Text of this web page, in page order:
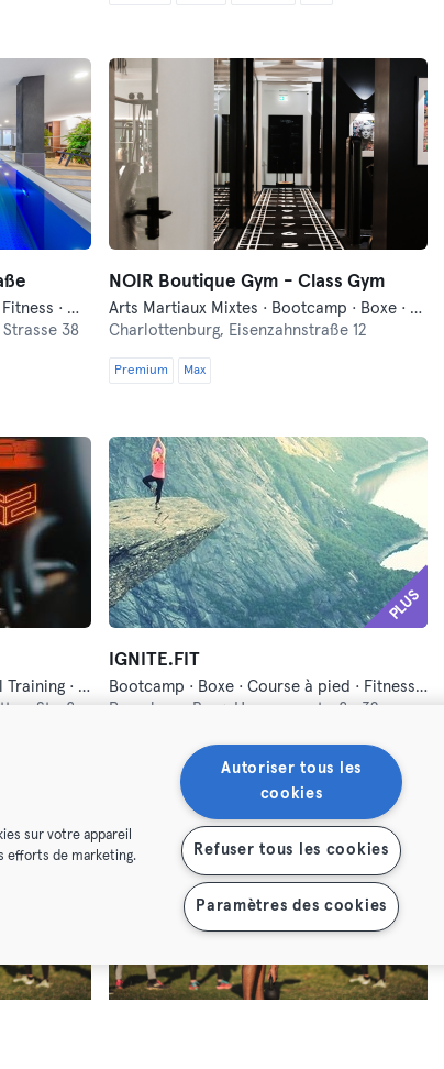
Bien-être · Bootcamp · Danse · Fitness · Méditation · Natation · Pilates · Sauna · Yoga
38
NOIR Boutique Gym - Class Gym
Arts Martiaux Mixtes · Bootcamp · Boxe · Course à pied · Fitness · Functional Training · Pilates · Yoga
Charlottenburg, Eisenzahnstraße 12
Premium Max
Bootcamp · Fitness · Functional Training · Hyrox
Straße 5
PLUS
IGNITE.FIT
Bootcamp · Boxe · Course à pied · Fitness · Functional Training
Prenzlauer Berg, Husemannstraße 32
Max
sur votre appareil
efforts de marketing.
Autoriser tous les
cookies
Refuser tous les cookies
Paramètres des cookies